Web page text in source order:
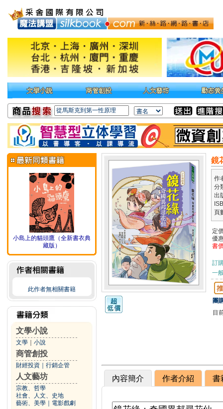
小島上的貓頭鷹（全新書衣典
藏版）
此作者無相關書籍
文學小說
文學 小說
商管創投
財經投資 行銷企管
人文藝坊
宗教、哲學
社會、人文、史地
藝術、美學
電影戲劇
鏡
作
分
出
頁
定
優
書
訂
一
團
目
內容簡介 作者介紹 書